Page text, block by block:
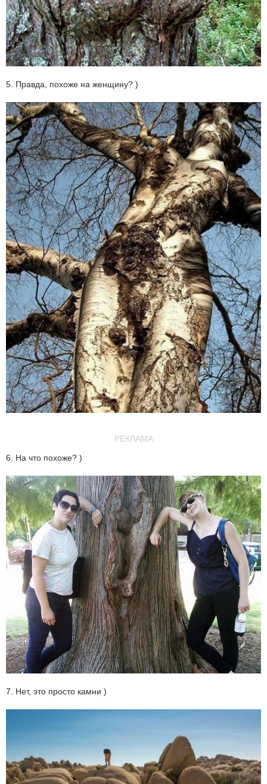
5. Правда, похоже на женщину? )
РЕКЛАМА
6. На что похоже? )
7. Нет, это просто камни )